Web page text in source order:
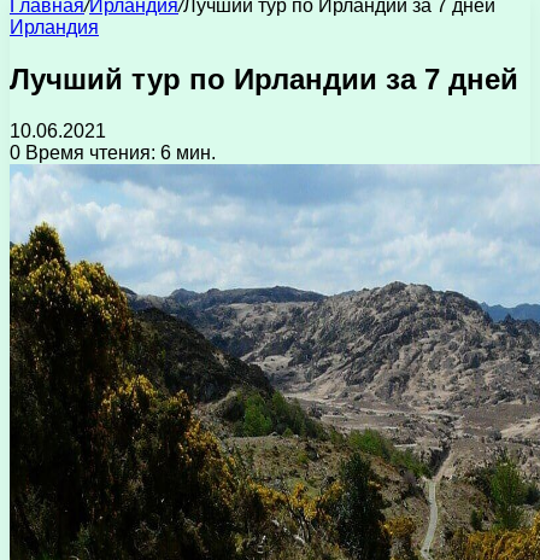
Главная/Ирландия/Лучший тур по Ирландии за 7 дней
Ирландия
Лучший тур по Ирландии за 7 дней
10.06.2021
0 Время чтения: 6 мин.